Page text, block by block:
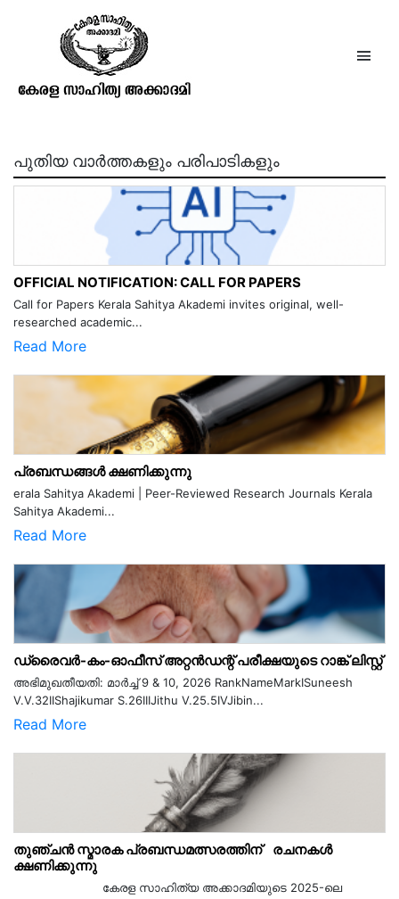
പരീക്ഷ
പുതിയ വാർത്തകളും പരിപാടികളും
OFFICIAL NOTIFICATION: CALL FOR PAPERS
Call for Papers Kerala Sahitya Akademi invites original, well-
researched academic...
Read More
പ്രബന്ധങ്ങൾ ക്ഷണിക്കുന്നു
erala Sahitya Akademi | Peer-Reviewed Research Journals Kerala
Sahitya Akademi...
Read More
ഡ്രൈവർ-കം-ഓഫീസ് അറ്റൻഡന്റ് പരീക്ഷയുടെ റാങ്ക് ലിസ്റ്റ്
അഭിമുഖതീയതി: മാർച്ച് 9 & 10, 2026 RankNameMarkISuneesh
V.V.32IIShajikumar S.26IIIJithu V.25.5IVJibin...
Read More
തുഞ്ചൻ സ്മാരക പ്രബന്ധമത്സരത്തിന് രചനകൾ
ക്ഷണിക്കുന്നു
കേരള സാഹിത്യ അക്കാദമിയുടെ 2025-ലെ